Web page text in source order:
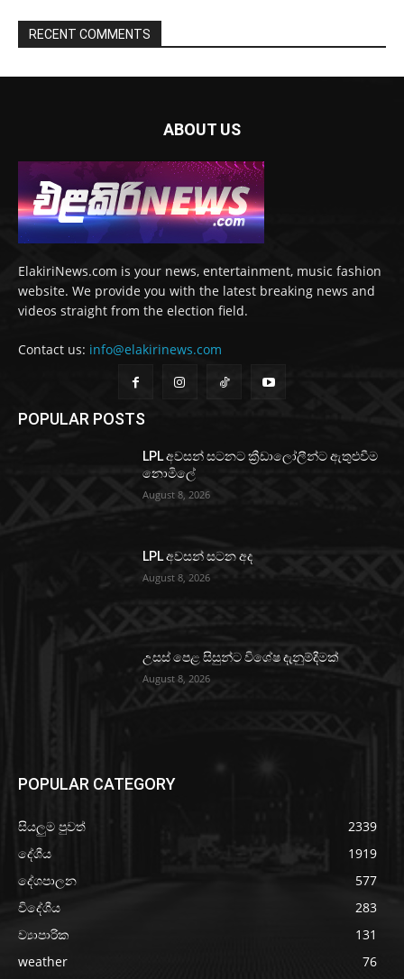
RECENT COMMENTS
ABOUT US
ElakiriNews.com is your news, entertainment, music fashion
website. We provide you with the latest breaking news and
videos straight from the election field.
Contact us: info@elakirinews.com
POPULAR POSTS
LPL අවසන් සටනට ක්‍රීඩාලෝලීන්ට ඇතුළුවීම
නොමිලේ
August 8, 2026
LPL අවසන් සටන අද
August 8, 2026
උසස් පෙළ සිසුන්ට විශේෂ දැනුම්දීමක්
August 8, 2026
POPULAR CATEGORY
සියලුම පුවත්
2339
දේශීය
1919
දේශපාලන
577
විදේශීය
283
ව්‍යාපාරික
131
weather
76